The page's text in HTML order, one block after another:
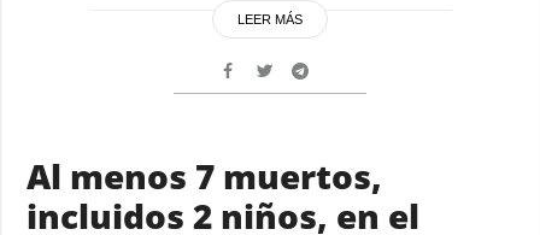
LEER MÁS
Al menos 7 muertos,
incluidos 2 niños, en el